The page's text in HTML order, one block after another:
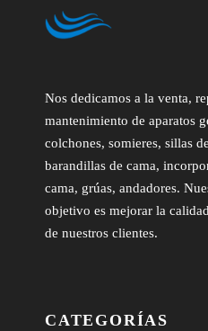
Nos dedicamos a la venta,
mantenimiento de aparatos
colchones, somieres, sillas
barandillas de cama,
cama, grúas, andadores.
objetivo es mejorar la
de nuestros clientes.
CATEGORÍAS